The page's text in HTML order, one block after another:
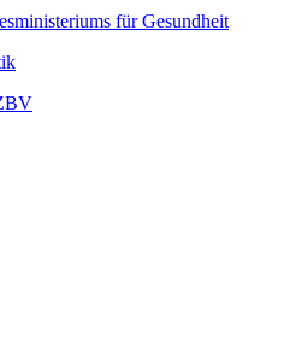
für Gesundheit